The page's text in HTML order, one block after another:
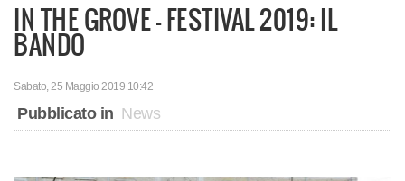
IN THE GROVE - FESTIVAL 2019: IL
BANDO
Sabato, 25 Maggio 2019 10:42
Pubblicato in News